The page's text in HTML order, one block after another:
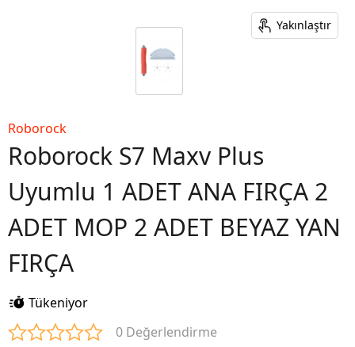
Yakınlaştır
Roborock
Roborock S7 Maxv Plus
Uyumlu 1 ADET ANA FIRÇA 2
ADET MOP 2 ADET BEYAZ YAN
FIRÇA
Tükeniyor
0 Değerlendirme